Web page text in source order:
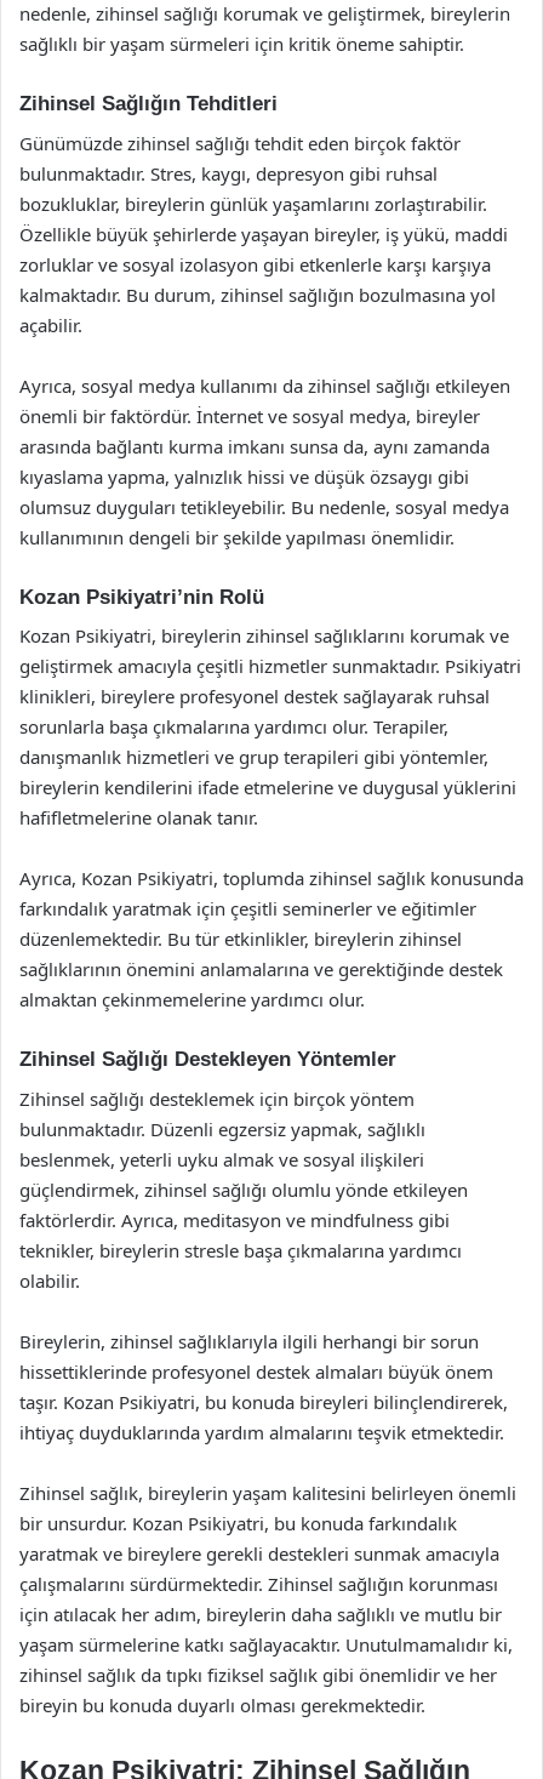
nedenle, zihinsel sağlığı korumak ve geliştirmek, bireylerin
sağlıklı bir yaşam sürmeleri için kritik öneme sahiptir.
Zihinsel Sağlığın Tehditleri
Günümüzde zihinsel sağlığı tehdit eden birçok faktör
bulunmaktadır. Stres, kaygı, depresyon gibi ruhsal
bozukluklar, bireylerin günlük yaşamlarını zorlaştırabilir.
Özellikle büyük şehirlerde yaşayan bireyler, iş yükü, maddi
zorluklar ve sosyal izolasyon gibi etkenlerle karşı karşıya
kalmaktadır. Bu durum, zihinsel sağlığın bozulmasına yol
açabilir.
Ayrıca, sosyal medya kullanımı da zihinsel sağlığı etkileyen
önemli bir faktördür. İnternet ve sosyal medya, bireyler
arasında bağlantı kurma imkanı sunsa da, aynı zamanda
kıyaslama yapma, yalnızlık hissi ve düşük özsaygı gibi
olumsuz duyguları tetikleyebilir. Bu nedenle, sosyal medya
kullanımının dengeli bir şekilde yapılması önemlidir.
Kozan Psikiyatri’nin Rolü
Kozan Psikiyatri, bireylerin zihinsel sağlıklarını korumak ve
geliştirmek amacıyla çeşitli hizmetler sunmaktadır. Psikiyatri
klinikleri, bireylere profesyonel destek sağlayarak ruhsal
sorunlarla başa çıkmalarına yardımcı olur. Terapiler,
danışmanlık hizmetleri ve grup terapileri gibi yöntemler,
bireylerin kendilerini ifade etmelerine ve duygusal yüklerini
hafifletmelerine olanak tanır.
Ayrıca, Kozan Psikiyatri, toplumda zihinsel sağlık konusunda
farkındalık yaratmak için çeşitli seminerler ve eğitimler
düzenlemektedir. Bu tür etkinlikler, bireylerin zihinsel
sağlıklarının önemini anlamalarına ve gerektiğinde destek
almaktan çekinmemelerine yardımcı olur.
Zihinsel Sağlığı Destekleyen Yöntemler
Zihinsel sağlığı desteklemek için birçok yöntem
bulunmaktadır. Düzenli egzersiz yapmak, sağlıklı
beslenmek, yeterli uyku almak ve sosyal ilişkileri
güçlendirmek, zihinsel sağlığı olumlu yönde etkileyen
faktörlerdir. Ayrıca, meditasyon ve mindfulness gibi
teknikler, bireylerin stresle başa çıkmalarına yardımcı
olabilir.
Bireylerin, zihinsel sağlıklarıyla ilgili herhangi bir sorun
hissettiklerinde profesyonel destek almaları büyük önem
taşır. Kozan Psikiyatri, bu konuda bireyleri bilinçlendirerek,
ihtiyaç duyduklarında yardım almalarını teşvik etmektedir.
Zihinsel sağlık, bireylerin yaşam kalitesini belirleyen önemli
bir unsurdur. Kozan Psikiyatri, bu konuda farkındalık
yaratmak ve bireylere gerekli destekleri sunmak amacıyla
çalışmalarını sürdürmektedir. Zihinsel sağlığın korunması
için atılacak her adım, bireylerin daha sağlıklı ve mutlu bir
yaşam sürmelerine katkı sağlayacaktır. Unutulmamalıdır ki,
zihinsel sağlık da tıpkı fiziksel sağlık gibi önemlidir ve her
bireyin bu konuda duyarlı olması gerekmektedir.
Kozan Psikiyatri: Zihinsel Sağlığın